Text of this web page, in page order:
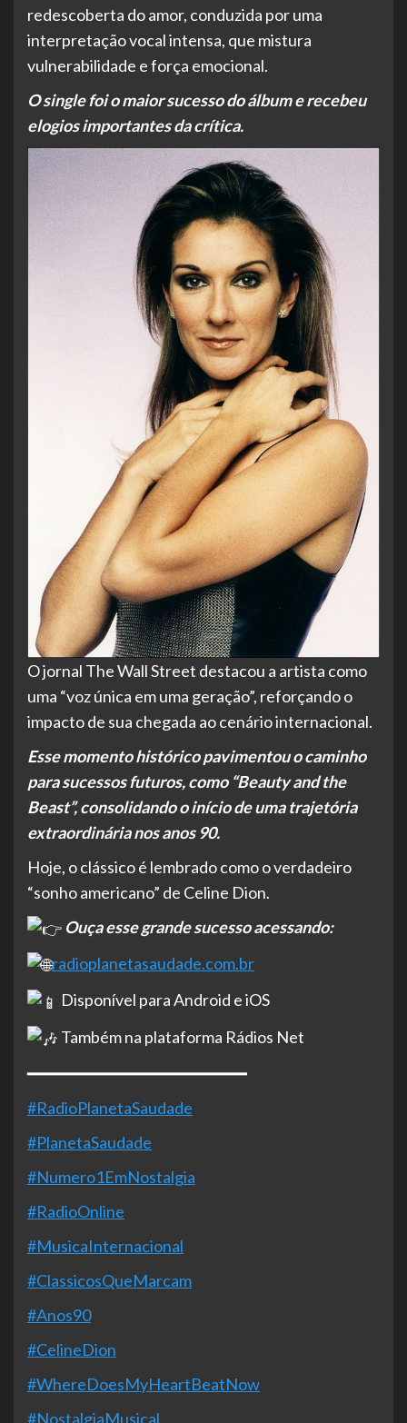
redescoberta do amor, conduzida por uma
interpretação vocal intensa, que mistura
vulnerabilidade e força emocional.
O single foi o maior sucesso do álbum e recebeu
elogios importantes da crítica.
O jornal The Wall Street destacou a artista como
uma “voz única em uma geração”, reforçando o
impacto de sua chegada ao cenário internacional.
Esse momento histórico pavimentou o caminho
para sucessos futuros, como “Beauty and the
Beast”, consolidando o início de uma trajetória
extraordinária nos anos 90.
Hoje, o clássico é lembrado como o verdadeiro
“sonho americano” de Celine Dion.
Ouça esse grande sucesso acessando:
radioplanetasaudade.com.br
Disponível para Android e iOS
Também na plataforma Rádios Net
━━━━━━━━━━━━━━━━━━━━━━
#RadioPlanetaSaudade
#PlanetaSaudade
#Numero1EmNostalgia
#RadioOnline
#MusicaInternacional
#ClassicosQueMarcam
#Anos90
#CelineDion
#WhereDoesMyHeartBeatNow
#NostalgiaMusical